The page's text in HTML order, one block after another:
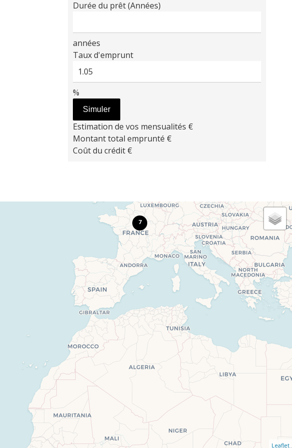
Durée du prêt (Années)
années
Taux d'emprunt
%
Simuler
Estimation de vos mensualités €
Montant total emprunté €
Coût du crédit €
7
Leaflet